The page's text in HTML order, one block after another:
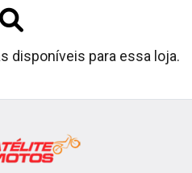
disponíveis para essa loja.